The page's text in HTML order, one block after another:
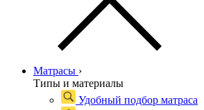
Матрасы ›
Типы и материалы
Удобный подбор матраса